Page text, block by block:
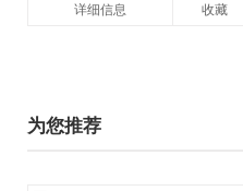
详细信息 收藏
为您推荐